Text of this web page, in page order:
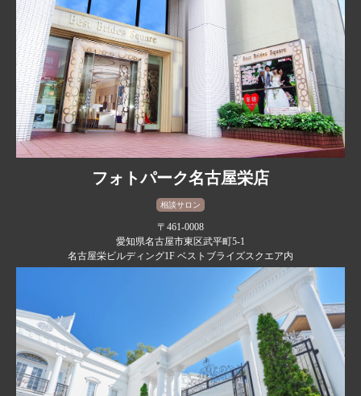
フォトパーク名古屋栄店
相談サロン
〒461-0008
愛知県名古屋市東区武平町5-1
名古屋栄ビルディング1F ベストブライズスクエア内